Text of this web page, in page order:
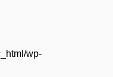
wp-